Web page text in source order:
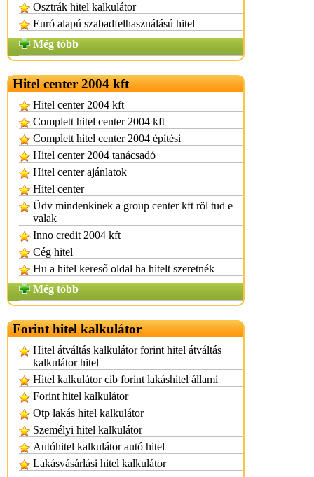
Osztrák hitel kalkulátor
Euró alapú szabadfelhasználású hitel
Még több
Hitel center 2004 kft
Hitel center 2004 kft
Complett hitel center 2004 kft
Complett hitel center 2004 építési
Hitel center 2004 tanácsadó
Hitel center ajánlatok
Hitel center
Üdv mindenkinek a group center kft röl tud e
valak
Inno credit 2004 kft
Cég hitel
Hu a hitel kereső oldal ha hitelt szeretnék
Még több
Forint hitel kalkulátor
Hitel átváltás kalkulátor forint hitel átváltás
kalkulátor hitel
Hitel kalkulátor cib forint lakáshitel állami
Forint hitel kalkulátor
Otp lakás hitel kalkulátor
Személyi hitel kalkulátor
Autóhitel kalkulátor autó hitel
Lakásvásárlási hitel kalkulátor